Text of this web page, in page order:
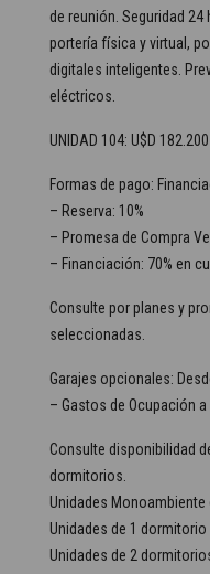
de reunión. Seguridad
portería física y virtual,
digitales inteligentes.
eléctricos.
UNIDAD 104: U$D 182.200
Formas de pago:
– Reserva: 10%
– Promesa de Compra
– Financiación: 70% en
Consulte por planes y
seleccionadas.
Garajes opcionales:
– Gastos de Ocupación a
Consulte disponibilidad
dormitorios.
Unidades Monoambiente
Unidades de 1 dormitorio
Unidades de 2